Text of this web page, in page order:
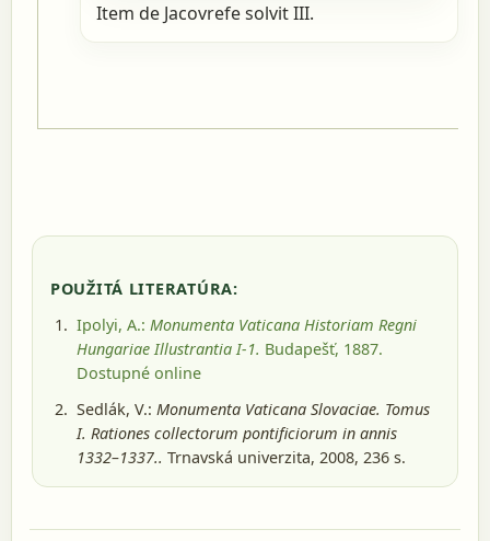
Item de Jacovrefe solvit III.
POUŽITÁ LITERATÚRA:
Ipolyi, A.: Monumenta Vaticana Historiam Regni
Hungariae Illustrantia I-1. Budapešť, 1887.
Dostupné online
Sedlák, V.: Monumenta Vaticana Slovaciae. Tomus
I. Rationes collectorum pontificiorum in annis
1332–1337.. Trnavská univerzita, 2008, 236 s.